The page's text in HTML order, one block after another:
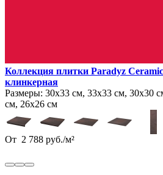
Коллекция плитки Paradyz
клинкерная
Размеры: 30х33 см, 33х33 см, 30х30
см, 26х26 см
От 2 788 руб./м²